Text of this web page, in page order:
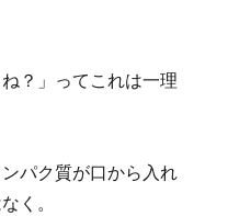
？」ってこれは一理
パク質が口から入れ
く。